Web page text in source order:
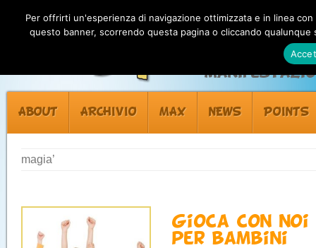
ABOUT ARCHIVIO MAX NEWS POINTS
magia’
Gioca con noi
per bambini
Per offrirti un'esperienza di navigazione ottimizzata e in linea
questo banner, scorrendo questa pagina o cliccando